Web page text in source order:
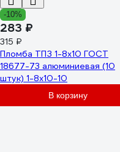
-10%
283 ₽
315 ₽
Пломба ТПЗ 1-8x10 ГОСТ
18677-73 алюминиевая (10
штук) 1-8х10-10
В корзину